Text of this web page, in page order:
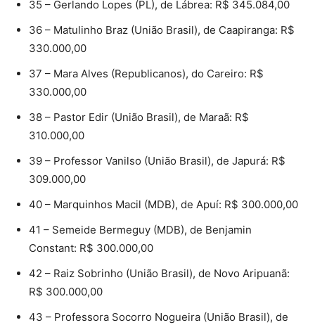
35 – Gerlando Lopes (PL), de Lábrea: R$ 345.084,00
36 – Matulinho Braz (União Brasil), de Caapiranga: R$
330.000,00
37 – Mara Alves (Republicanos), do Careiro: R$
330.000,00
38 – Pastor Edir (União Brasil), de Maraã: R$
310.000,00
39 – Professor Vanilso (União Brasil), de Japurá: R$
309.000,00
40 – Marquinhos Macil (MDB), de Apuí: R$ 300.000,00
41 – Semeide Bermeguy (MDB), de Benjamin
Constant: R$ 300.000,00
42 – Raiz Sobrinho (União Brasil), de Novo Aripuanã:
R$ 300.000,00
43 – Professora Socorro Nogueira (União Brasil), de